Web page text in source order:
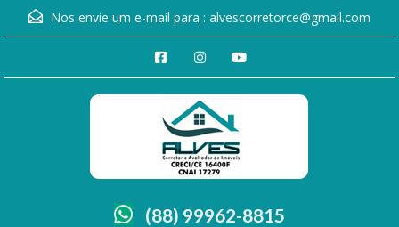
Nos envie um e-mail para : alvescorretorce@gmail.com
(88) 99962-8815